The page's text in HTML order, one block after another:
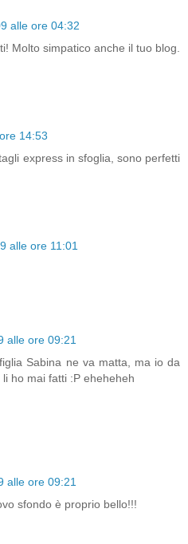
alle ore 04:32
Molto simpatico anche il tuo blog.
14:53
express in sfoglia, sono perfetti
alle ore 11:01
alle ore 09:21
Sabina ne va matta, ma io da
ho mai fatti :P eheheheh
alle ore 09:21
sfondo è proprio bello!!!